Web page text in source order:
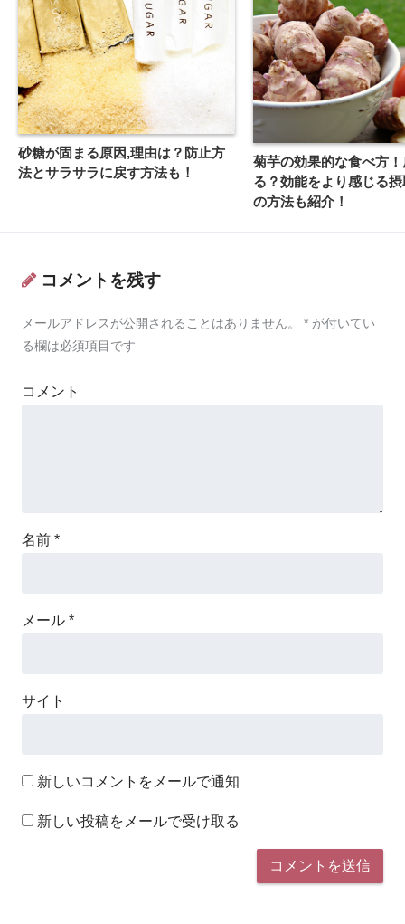
砂糖が固まる原因,理由は？防止方
法とサラサラに戻す方法も！
菊芋の効果的な食べ方
る？効能をより感じる
の方法も紹介！
コメントを残す
メールアドレスが公開されることはありません。 * が付いてい
る欄は必須項目です
コメント
名前 *
メール *
サイト
新しいコメントをメールで通知
新しい投稿をメールで受け取る